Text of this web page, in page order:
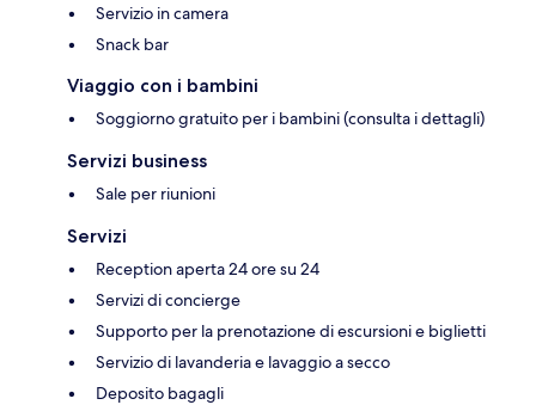
Servizio in camera
Snack bar
Viaggio con i bambini
Soggiorno gratuito per i bambini (consulta i dettagli)
Servizi business
Sale per riunioni
Servizi
Reception aperta 24 ore su 24
Servizi di concierge
Supporto per la prenotazione di escursioni e biglietti
Servizio di lavanderia e lavaggio a secco
Deposito bagagli